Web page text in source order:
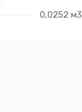
0,0252 м3